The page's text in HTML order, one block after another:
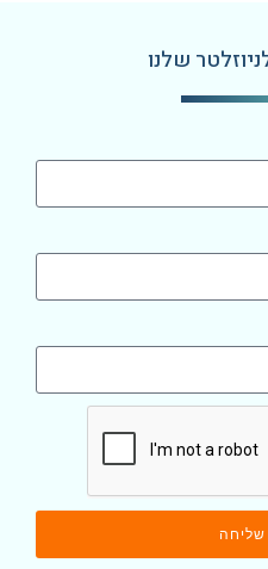
שלנו
שליחה